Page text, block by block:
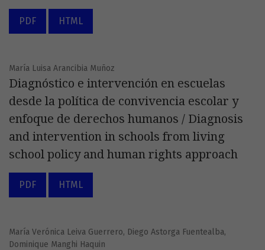
PDF HTML
María Luisa Arancibia Muñoz
Diagnóstico e intervención en escuelas
desde la política de convivencia escolar y
enfoque de derechos humanos / Diagnosis
and intervention in schools from living
school policy and human rights approach
PDF HTML
María Verónica Leiva Guerrero, Diego Astorga Fuentealba,
Dominique Manghi Haquin